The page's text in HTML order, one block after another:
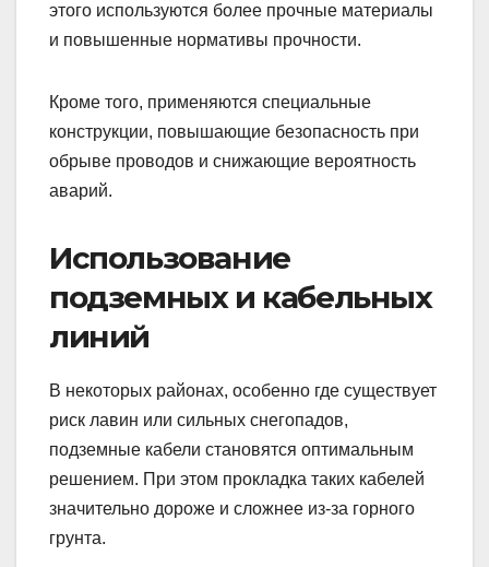
этого используются более прочные материалы
и повышенные нормативы прочности.
Кроме того, применяются специальные
конструкции, повышающие безопасность при
обрыве проводов и снижающие вероятность
аварий.
Использование
подземных и кабельных
линий
В некоторых районах, особенно где существует
риск лавин или сильных снегопадов,
подземные кабели становятся оптимальным
решением. При этом прокладка таких кабелей
значительно дороже и сложнее из-за горного
грунта.